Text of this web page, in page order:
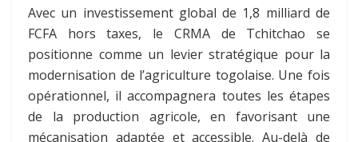
Avec un investissement global de 1,8 milliard de
FCFA hors taxes, le CRMA de Tchitchao se
positionne comme un levier stratégique pour la
modernisation de l’agriculture togolaise. Une fois
opérationnel, il accompagnera toutes les étapes
de la production agricole, en favorisant une
mécanisation adaptée et accessible. Au-delà de